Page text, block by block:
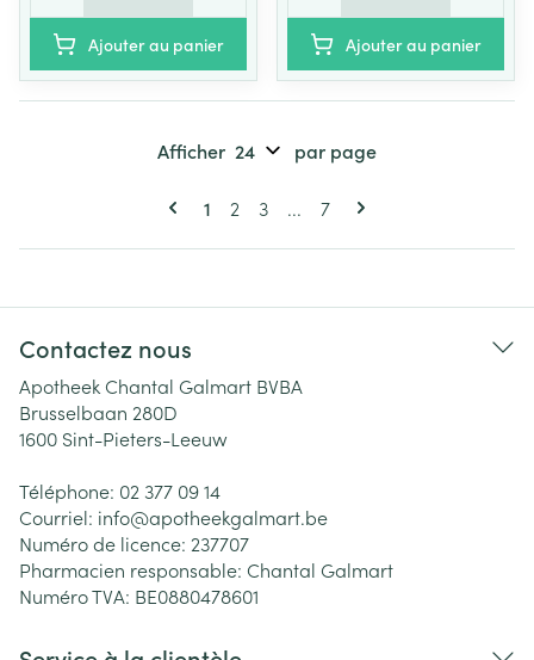
Ajouter au panier Ajouter au panier
Pages
Vous lisez actuellement la page
1 Page
2 Page
3 ... Page
7
Afficher par page
Contactez nous
Apotheek Chantal Galmart BVBA
Brusselbaan 280D
1600 Sint-Pieters-Leeuw
Téléphone: 02 377 09 14
Courriel: info@apotheekgalmart.be
Numéro de licence: 237707
Pharmacien responsable: Chantal Galmart
Numéro TVA: BE0880478601